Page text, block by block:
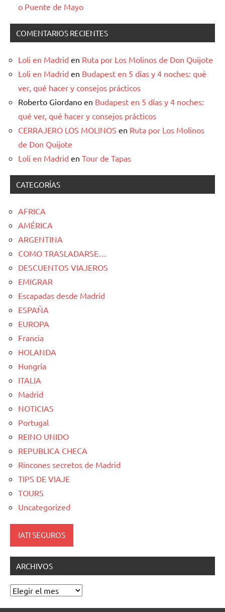
o Puente de Mayo
COMENTARIOS RECIENTES
Loli en Madrid en Ruta por Los Molinos de Don Quijote
Loli en Madrid en Budapest en 5 días y 4 noches: qué
ver, qué hacer y consejos prácticos
Roberto Giordano en Budapest en 5 días y 4 noches:
qué ver, qué hacer y consejos prácticos
CERRAJERO LOS MOLINOS en Ruta por Los Molinos
de Don Quijote
Loli en Madrid en Tour de Tapas
CATEGORÍAS
AFRICA
AMÉRICA
ARGENTINA
COMO TRASLADARSE…
DESCUENTOS VIAJEROS
EMIGRAR
Escapadas desde Madrid
ESPAÑA
EUROPA
Francia
HOLANDA
Hungría
ITALIA
Madrid
NOTICIAS
Portugal
REINO UNIDO
REPUBLICA CHECA
Rincones secretos de Madrid
TIPS DE VIAJE
TOURS
Uncategorized
IATI SEGUROS
ARCHIVOS
Archivos